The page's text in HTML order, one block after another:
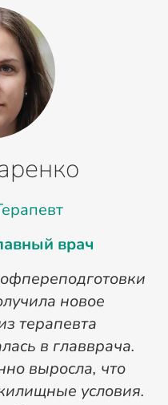
врач
новое
терапевта
в главврача.
выросла, что
условия.